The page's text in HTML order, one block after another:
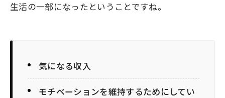
生活の一部になったということですね。
気になる収入
モチベーションを維持するためにしてい